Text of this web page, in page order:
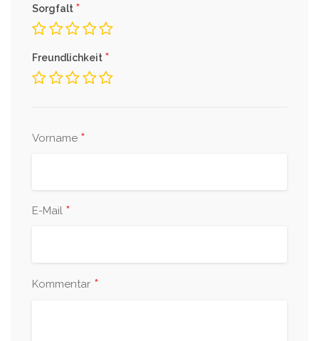
Sorgfalt *
Freundlichkeit *
Vorname *
E-Mail *
Kommentar *